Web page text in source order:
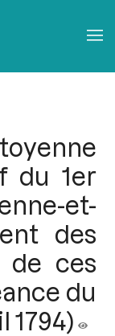
du 1er
et-
des
de ces
du
1794)